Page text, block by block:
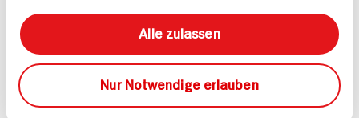
Alle zulassen
Nur Notwendige erlauben
Unser Magazin
Verantwortung & Nachhaltigkeit
Unternehmen